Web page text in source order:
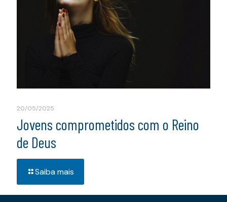
20/05/2025
Jovens comprometidos com o Reino
de Deus
Saiba mais